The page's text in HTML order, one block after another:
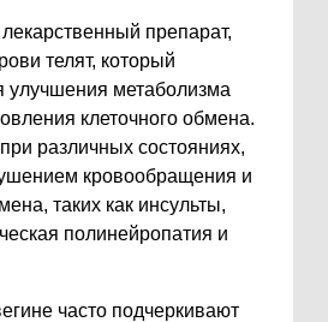
препарат,
телят, который
улучшения метаболизма
клеточного обмена.
различных состояниях,
кровообращения и
таких как инсульты,
полинейропатия и
часто подчеркивают